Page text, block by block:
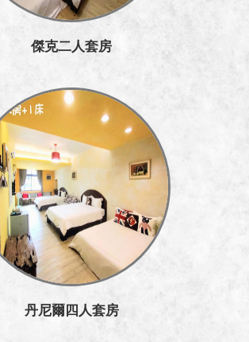
傑克二人套房
丹尼爾四人套房